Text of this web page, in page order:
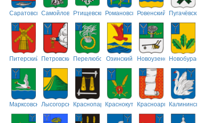
СаратовскийСамойловскийРтищевскийРомановскийРовенский Пугачёвский
Питерский ПетровскийПерелюбскийОзинский НовоузенскийНовобурасский
МарксовскийЛысогорскийКраснопартизанский
КраснокутскийКрасноармейский
Калининский